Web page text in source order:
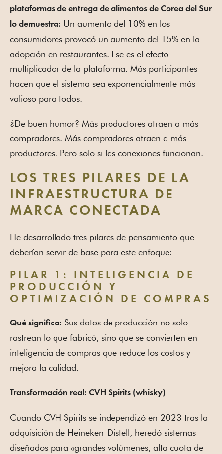
plataformas de entrega de alimentos de Corea del Sur
lo demuestra: Un aumento del 10% en los
consumidores provocó un aumento del 15% en la
adopción en restaurantes. Ese es el efecto
multiplicador de la plataforma. Más participantes
hacen que el sistema sea exponencialmente más
valioso para todos.
¿De buen humor? Más productores atraen a más
compradores. Más compradores atraen a más
productores. Pero solo si las conexiones funcionan.
LOS TRES PILARES DE LA
INFRAESTRUCTURA DE
MARCA CONECTADA
He desarrollado tres pilares de pensamiento que
deberían servir de base para este enfoque:
PILAR 1: INTELIGENCIA DE
PRODUCCIÓN Y
OPTIMIZACIÓN DE COMPRAS
Qué significa: Sus datos de producción no solo
rastrean lo que fabricó, sino que se convierten en
inteligencia de compras que reduce los costos y
mejora la calidad.
Transformación real: CVH Spirits (whisky)
Cuando CVH Spirits se independizó en 2023 tras la
adquisición de Heineken-Distell, heredó sistemas
diseñados para «grandes volúmenes, alta cuota de